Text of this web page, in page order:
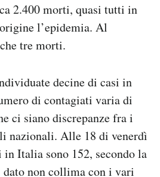
2.400 morti, quasi tutti in
l’epidemia. Al
tre morti.
decine di casi in
di contagiati varia di
ci siano discrepanze fra i
nazionali. Alle 18 di venerdì
Italia sono 152, secondo la
non collima con i vari